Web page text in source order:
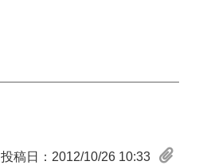
投稿日：2012/10/26 10:33